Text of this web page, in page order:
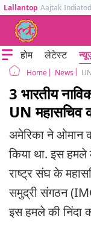
Lallantop Aajtak
होम लेटेस्ट
Home News
3 भारतीय
UN महासचिव
अमेरिका ने ओमान
किया था. इस हमले
राष्ट्र संघ के
समुद्री संगठन
इस हमले की निंदा